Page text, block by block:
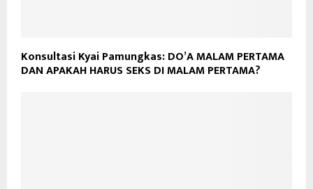
Konsultasi Kyai Pamungkas: DO’A MALAM PERTAMA
DAN APAKAH HARUS SEKS DI MALAM PERTAMA?